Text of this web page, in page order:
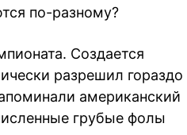
по-разному?
Создается
разрешил гораздо
американский
грубые фолы